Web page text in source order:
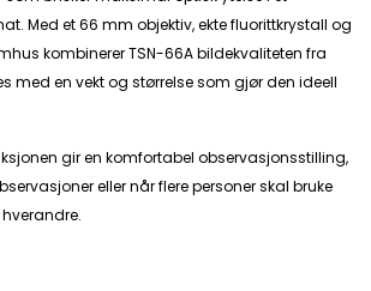
Bygget for krevende
er vanntett og nitrogenfylt for å
duggdannelse under skiftende
vann, støv, fett og smuss, noe som
72 mm filtergjenge gir mulighet for
eller spesialfiltre. Kompatibel
er fullt kompatibel
Med et 66 mm objektiv, ekte fluorittkrystall og
kombinerer TSN-66A bildekvaliteten fra
med en vekt og størrelse som gjør den ideell
gir en komfortabel observasjonsstilling,
eller når flere personer skal bruke